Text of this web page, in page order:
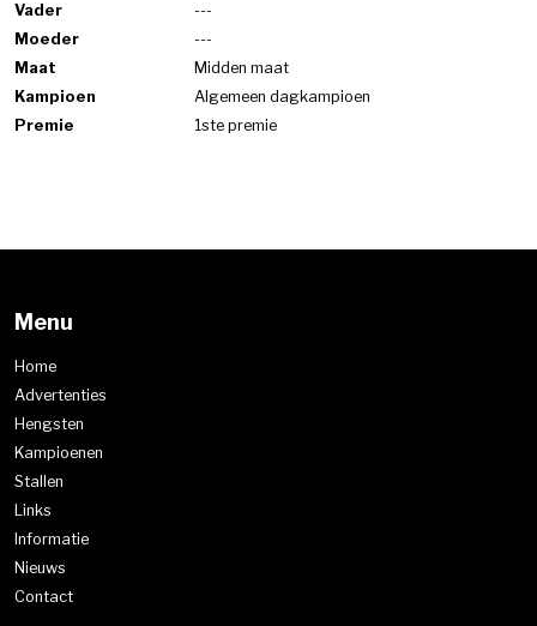
Vader
---
Moeder
---
Maat
Midden maat
Kampioen
Algemeen dagkampioen
Premie
1ste premie
Menu
Home
Advertenties
Hengsten
Kampioenen
Stallen
Links
Informatie
Nieuws
Contact